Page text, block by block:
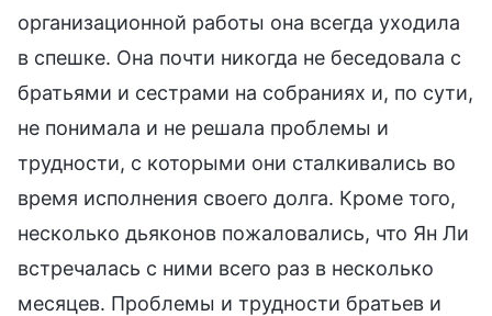
организационной работы она всегда уходила
в спешке. Она почти никогда не беседовала с
братьями и сестрами на собраниях и, по сути,
не понимала и не решала проблемы и
трудности, с которыми они сталкивались во
время исполнения своего долга. Кроме того,
несколько дьяконов пожаловались, что Ян Ли
встречалась с ними всего раз в несколько
месяцев. Проблемы и трудности братьев и